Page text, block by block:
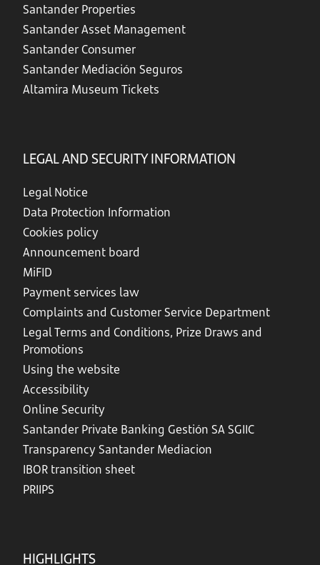
Santander Properties
Santander Asset Management
Santander Consumer
Santander Mediación Seguros
Altamira Museum Tickets
LEGAL AND SECURITY INFORMATION
Legal Notice
Data Protection Information
Cookies policy
Announcement board
MiFID
Payment services law
Complaints and Customer Service Department
Legal Terms and Conditions, Prize Draws and
Promotions
Using the website
Accessibility
Online Security
Santander Private Banking Gestión SA SGIIC
Transparency Santander Mediacion
IBOR transition sheet
PRIIPS
HIGHLIGHTS